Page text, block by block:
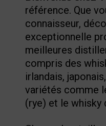
référence. Que
connaisseur,
exceptionnelle
meilleures
compris des
irlandais,
variétés comme
(rye) et le whisky